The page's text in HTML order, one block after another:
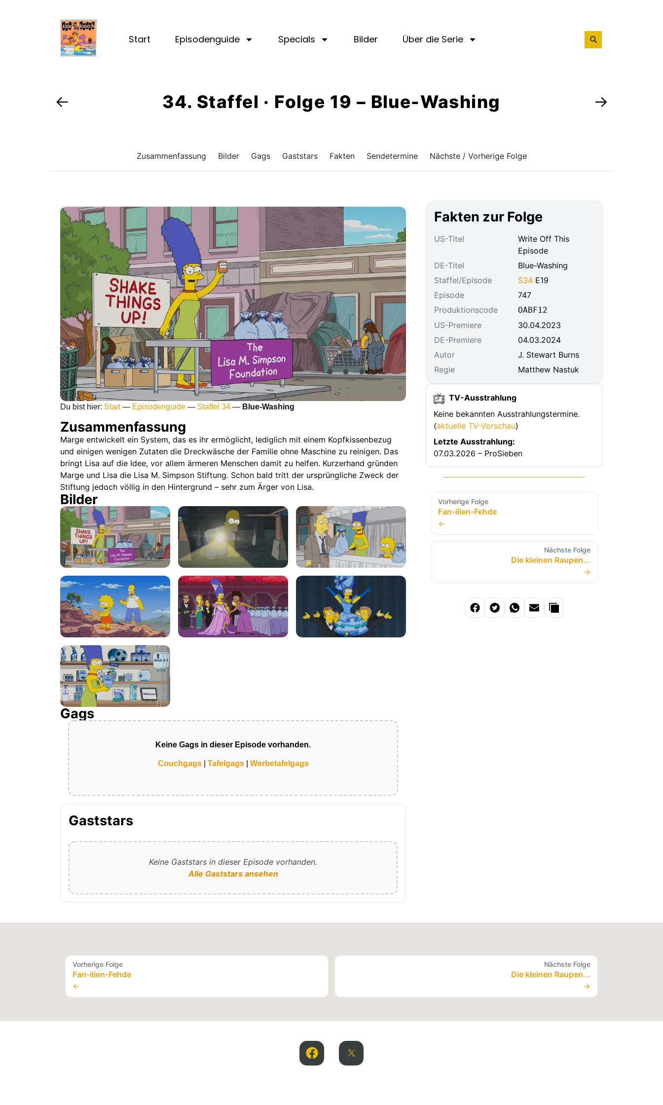
Start Episodenguide Specials Bilder Über die Serie
← 34. Staffel · Folge 19 – Blue-Washing →
Zusammenfassung Bilder Gags Gaststars Fakten Sendetermine Nächste / Vorherige Folge
Du bist hier: Start— Episodenguide — Staffel 34 — Blue-Washing
Zusammenfassung
Marge entwickelt ein System, das es ihr ermöglicht, lediglich mit einem Kopfkissenbezug
und einigen wenigen Zutaten die Dreckwäsche der Familie ohne Maschine zu reinigen. Das
bringt Lisa auf die Idee, vor allem ärmeren Menschen damit zu helfen. Kurzerhand gründen
Marge und Lisa die Lisa M. Simpson Stiftung. Schon bald tritt der ursprüngliche Zweck der
Stiftung jedoch völlig in den Hintergrund – sehr zum Ärger von Lisa.
Bilder
Gags
Keine Gags in dieser Episode vorhanden.
Couchgags| Tafelgags| Werbetafelgags
Gaststars
Keine Gaststars in dieser Episode vorhanden.
Alle Gaststars ansehen
Fakten zur Folge
US-Titel
Write Off This
Episode
DE-Titel
Blue-Washing
Staffel/Episode
S34 E19
Episode
747
Produktionscode
OABF12
US-Premiere
30.04.2023
DE-Premiere
04.03.2024
Autor
J. Stewart Burns
Regie
Matthew Nastuk
TV-Ausstrahlung
Keine bekannten Ausstrahlungstermine.
(aktuelle TV-Vorschau)
Letzte Ausstrahlung:
07.03.2026 – ProSieben
Vorherige Folge
Fan-ilien-Fehde
←
Nächste Folge
Die kleinen Raupen...
→
Vorherige Folge
Fan-ilien-Fehde
←
Nächste Folge
Die kleinen Raupen...
→